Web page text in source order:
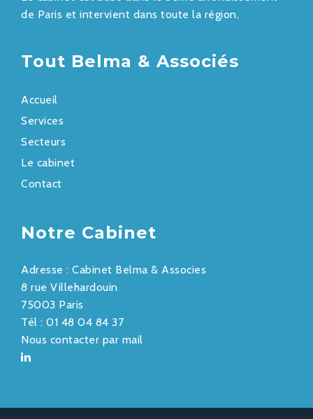
de Paris et intervient dans toute la région.
Tout Belma & Associés
Accueil
Services
Secteurs
Le cabinet
Contact
Notre Cabinet
Adresse : Cabinet Belma & Associes
8 rue Villehardouin
75003 Paris
Tél : 01 48 04 84 37
Nous contacter par mail